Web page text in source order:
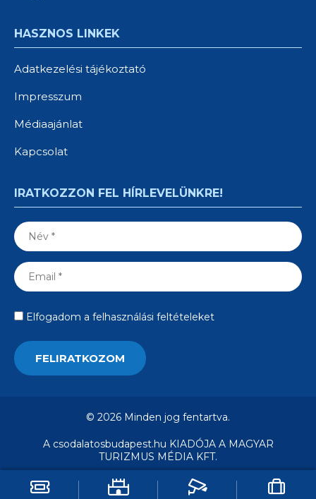
HASZNOS LINKEK
Adatkezelési tájékoztató
Impresszum
Médiaajánlat
Kapcsolat
IRATKOZZON FEL HÍRLEVELÜNKRE!
Elfogadom a felhasználási feltételeket
© 2026 Minden jog fentartva.
A csodalatosbudapest.hu KIADÓJA A MAGYAR
TURIZMUS MÉDIA KFT.